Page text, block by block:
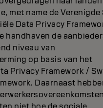
met name de Verenigde
Data Privacy
handhaven de
niveau van
op basis van het
Privacy Framework /
Daarnaast